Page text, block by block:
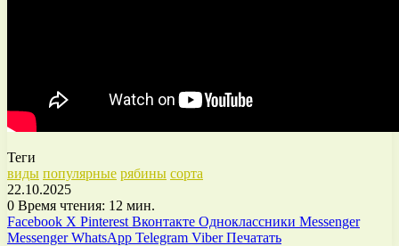
Теги
виды популярные рябины сорта
22.10.2025
0 Время чтения: 12 мин.
Facebook X Pinterest Вконтакте Одноклассники Messenger
Messenger WhatsApp Telegram Viber Печатать